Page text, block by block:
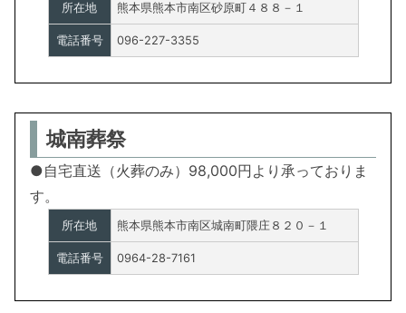
所在地 熊本県熊本市南区砂原町４８８－１
電話番号 096-227-3355
城南葬祭
●自宅直送（火葬のみ）98,000円より承っておりま
す。
所在地 熊本県熊本市南区城南町隈庄８２０－１
電話番号 0964-28-7161